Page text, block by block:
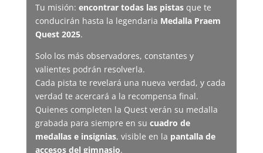
Tu misión: encontrar todas las pistasque te
conducirán hasta la legendaria Medalla Praem
Quest 2025.
Solo los más observadores, constantes y
valientes podrán resolverla.
Cada pista te revelará una nueva verdad, y cada
verdad te acercará a la recompensa final.
Quienes completen la Quest verán su medalla
grabada para siempre en su cuadro de
medallas e insignias, visible en la pantalla de
accesos del gimnasio.